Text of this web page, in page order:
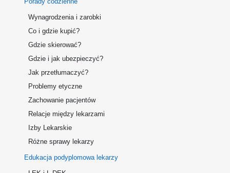
Wynagrodzenia i zarobki
Co i gdzie kupić?
Gdzie skierować?
Gdzie i jak ubezpieczyć?
Jak przetłumaczyć?
Problemy etyczne
Zachowanie pacjentów
Relacje między lekarzami
Izby Lekarskie
Różne sprawy lekarzy
Edukacja podyplomowa lekarzy